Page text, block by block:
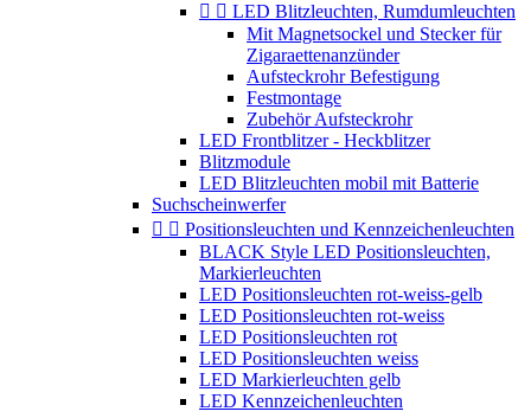
  LED Blitzleuchten, Rumdumleuchten
Mit Magnetsockel und Stecker für
Zigaraettenanzünder
Aufsteckrohr Befestigung
Festmontage
Zubehör Aufsteckrohr
LED Frontblitzer - Heckblitzer
Blitzmodule
LED Blitzleuchten mobil mit Batterie
Suchscheinwerfer
  Positionsleuchten und Kennzeichenleuchten
BLACK Style LED Positionsleuchten,
Markierleuchten
LED Positionsleuchten rot-weiss-gelb
LED Positionsleuchten rot-weiss
LED Positionsleuchten rot
LED Positionsleuchten weiss
LED Markierleuchten gelb
LED Kennzeichenleuchten